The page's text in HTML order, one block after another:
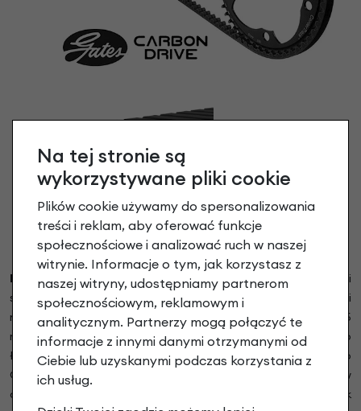
Pasek zębaty Gates Carbon Drive CDX™.
Łańcuch i
stalowe zębatki zostały zastąpione nowoczesnym i
niezawodnym napędem na pasek zębaty Carbon Drive CDX z 5
razy większą żywotnością w stosunku do standardowego
łańcucha. Gwarantowana żywotność paska zębatego
Carbon Drive to, aż 25.000 km co dla większości rowerzystów
oznacza dożywotnią pracę napędu bez jakiegokolwiek
Na tej stronie są
wykorzystywane pliki cookie
Plików cookie używamy do spersonalizowania
treści i reklam, aby oferować funkcje
społecznościowe i analizować ruch w naszej
witrynie. Informacje o tym, jak korzystasz z
naszej witryny, udostępniamy partnerom
społecznościowym, reklamowym i
analitycznym. Partnerzy mogą połączyć te
informacje z innymi danymi otrzymanymi od
Ciebie lub uzyskanymi podczas korzystania z
ich usług.